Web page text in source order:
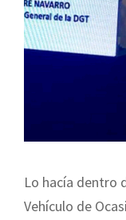
Lo hacía dentro
Vehículo de